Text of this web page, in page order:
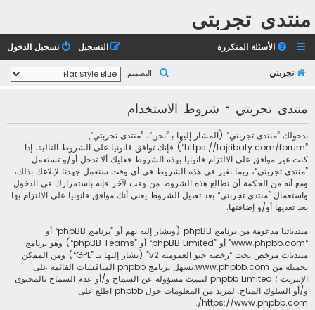
منتدى تجربتي
الأسئلة المتكررة تسجيل الدخول التسجيل
تجربتي التصميم :
ث
منتدى تجربتي - شروط الاستخدام
بدخولك ”منتدى تجربتي“ (المشار إليها بـ”نحن“، ”منتدى تجربتي“,
”https://tajribaty.com/forum“) فإنك توافق قانونيا على الشروط التالية، إذا
كنت غير موافق على الالتزام قانونيا بهذه الشروط فعليك ألا تدخل أو/و تستعمل
”منتدى تجربتي“، ربما نغير في هذه الشروط في أي وقت سنعمل جهدنا لإبلاغك بذلك،
ومع أنه من الحكمة أن تطالع هذه الشروط من وقت لآخر فإنه باستمرارك في الدخول
واستعمال ”منتدى تجربتي“ بعد تعديل الشروط يعني أنك موافق قانونيا على الالتزام بها
بعد تعديها أو/و إضافتها.
منتدياتنا مدعومة من برنامج phpBB (ويشار إليه بهم أو ”برنامج phpBB“ أو
“www.phpbb.com” أو ”phpBB Limited“ أو ”phpBB Teams“) وهو برنامج
منتديات مرخص تحت “رخصة جنو العمومية v2
” (يشار إليها بـ ”GPL“) ومن الممكن
تحميله من www.phpbb.com
.يسهل برنامج phpbb المناقشات القائمة على
الإنترنت ؛ phpbb Limited ليست مسؤوله عن السماح و/أو عدم السماح بالمحتوى
و/أو السلوك المباح. لمزيد من المعلومات حول phpbb اطلع على
https://www.phpbb.com/
.